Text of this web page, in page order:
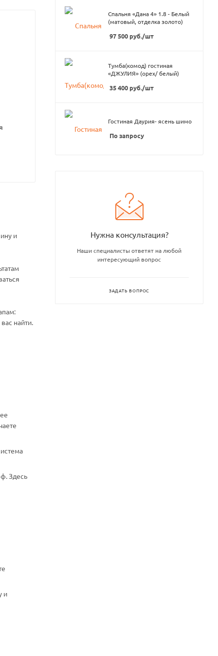
и
найти.
Здесь
и
Спальня «Дана 4» 1.8 - Белый
(матовый, отделка золото)
97 500 руб./шт
Тумба(комод) гостиная
«ДЖУЛИЯ» (орех/ белый)
35 400 руб./шт
Гостиная Даурия- ясень шимо
По запросу
Нужна консультация?
Наши специалисты ответят на любой
интересующий вопрос
ЗАДАТЬ ВОПРОС